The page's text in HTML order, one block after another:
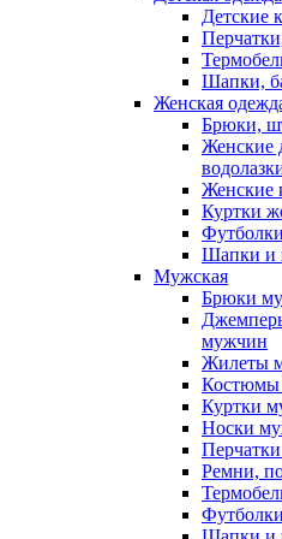
Детские
Шапки,
Женская
Брюки,
Женские
Женские
Куртки
Шапки и
Мужская
Брюки
мужчин
Жилеты
Костюмы
Куртки
Носки
Ремни,